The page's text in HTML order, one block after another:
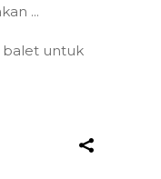
balet untuk